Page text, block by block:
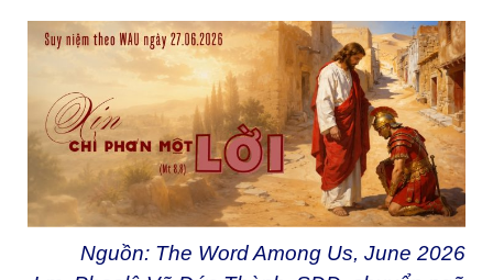
Nguồn: The Word Among Us, June 2026